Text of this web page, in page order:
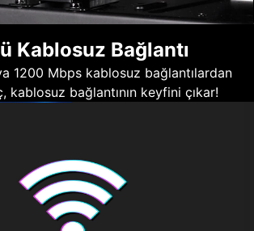
Kablosuz Bağlantı
1200 Mbps kablosuz bağlantılardan
kablosuz bağlantının keyfini çıkar!